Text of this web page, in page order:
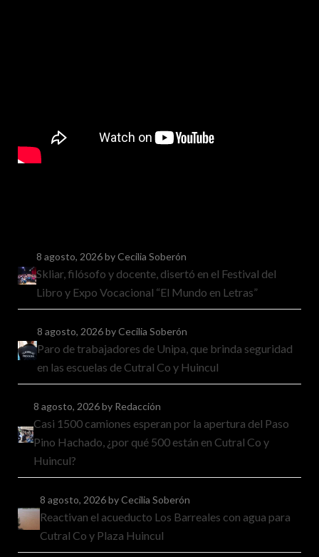
8 agosto, 2026by Cecilia Soberón
Skliar, filósofo y docente, disertó en el Festival del
Libro y Expo Vocacional “El Mundo en Letras”
8 agosto, 2026by Cecilia Soberón
Paro de trabajadores de Unipa, que brinda seguridad
en las escuelas de Cutral Co y Huincul
8 agosto, 2026by Redacción
Casi 1500 camiones esperan por la apertura del Paso
Pino Hachado, ¿por qué 500 están en Cutral Co y
Huincul?
8 agosto, 2026by Cecilia Soberón
Reactivan el acueducto Los Barreales con agua para
Cutral Co y Plaza Huincul